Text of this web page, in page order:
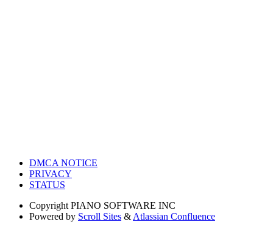
DMCA NOTICE
PRIVACY
STATUS
Copyright PIANO SOFTWARE INC
Powered by Scroll Sites & Atlassian Confluence